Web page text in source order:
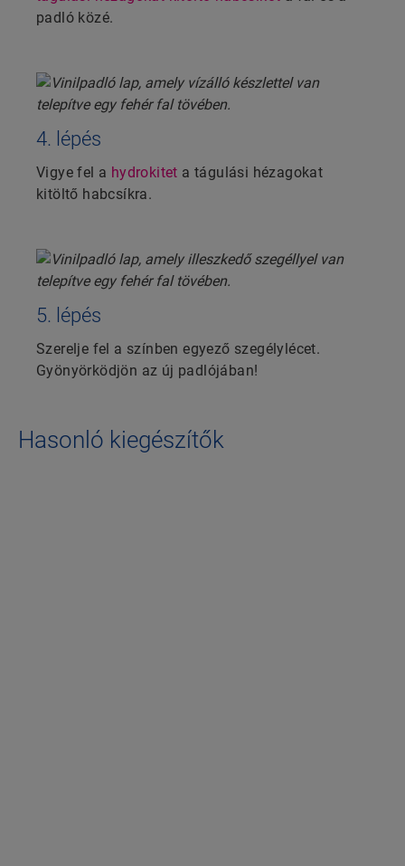
padló közé.
4. lépés
Vigye fel a hydrokitet a tágulási hézagokat
kitöltő habcsíkra.
5. lépés
Szerelje fel a színben egyező szegélylécet.
Gyönyörködjön az új padlójában!
Hasonló kiegészítők